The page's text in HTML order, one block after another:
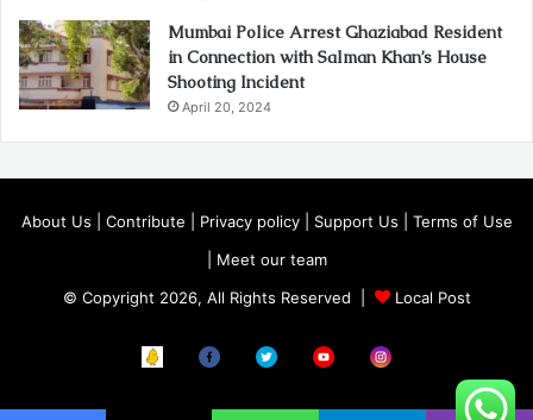
Mumbai Police Arrest Ghaziabad Resident
in Connection with Salman Khan’s House
Shooting Incident
April 20, 2024
About Us Contribute Privacy policy| Support Us
Terms of Use
Meet our team
© Copyright 2026, All Rights Reserved |
Local Post
Koo FB Twitter Youtube